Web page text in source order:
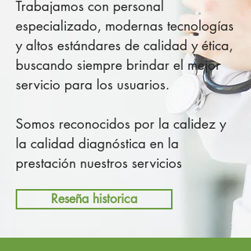
Trabajamos con personal
especializado, modernas tecnologías
y altos estándares de calidad y ética,
buscando siempre brindar el mejor
servicio para los usuarios.
Somos reconocidos por la calidez y
la calidad diagnóstica en la
prestación nuestros servicios
Reseña historica